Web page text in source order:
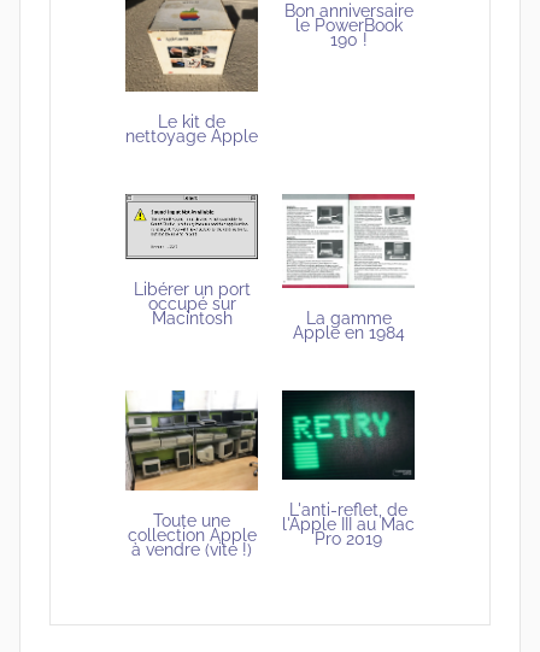
Le kit de
nettoyage Apple
Bon anniversaire
le PowerBook
190 !
Libérer un port
occupé sur
Macintosh La gamme
Apple en 1984
Toute une
collection Apple
à vendre (vite !)
L'anti-reflet, de
l'Apple III au Mac
Pro 2019